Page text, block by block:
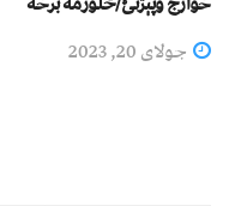
جولای 20, 2023